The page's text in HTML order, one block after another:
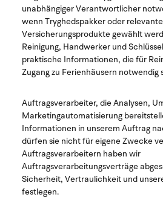
unabhängiger Verantwortlicher
wenn Tryghedspakker oder relevante
Versicherungsprodukte gewählt
Reinigung, Handwerker und
praktische Informationen, die für
Zugang zu Ferienhäusern notwendig
Auftragsverarbeiter, die Analysen,
Marketingautomatisierung
Informationen in unserem Auftrag
dürfen sie nicht für eigene Zwecke
Auftragsverarbeitern haben wir
Auftragsverarbeitungsverträge
Sicherheit, Vertraulichkeit und
festlegen.